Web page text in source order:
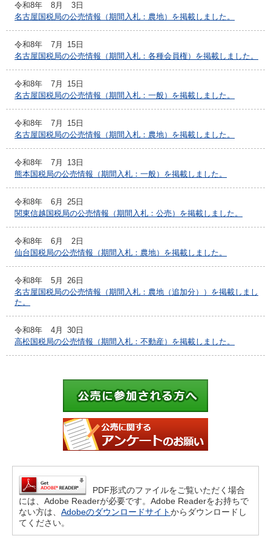
令和8年 8月
3日
名古屋国税局の公売情報（期間入札：農地）を掲載しました。
令和8年 7月
15日
名古屋国税局の公売情報（期間入札：各種会員権）を掲載しました。
令和8年 7月
15日
名古屋国税局の公売情報（期間入札：一般）を掲載しました。
令和8年 7月
15日
名古屋国税局の公売情報（期間入札：農地）を掲載しました。
令和8年 7月
13日
熊本国税局の公売情報（期間入札：一般）を掲載しました。
令和8年 6月
25日
関東信越国税局の公売情報（期間入札：公売）を掲載しました。
令和8年 6月
2日
仙台国税局の公売情報（期間入札：農地）を掲載しました。
令和8年 5月
26日
名古屋国税局の公売情報（期間入札：農地（追加分））を掲載しまし
た。
令和8年 4月
30日
高松国税局の公売情報（期間入札：不動産）を掲載しました。
PDF形式のファイルをご覧いただく場合
には、Adobe Readerが必要です。Adobe Readerをお持ちで
ない方は、 Adobeのダウンロードサイトからダウンロードし
てください。